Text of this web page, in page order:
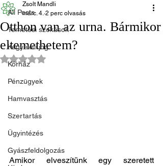
All Posts
Temetési szokások
Kegyeleti jog
Kórház
Pénzügyek
Hamvasztás
Szertartás
Ügyintézés
Gyászfeldolgozás
Otthon van az urna. Bármikor
eltemethetem?
Zsolt Mandli
márc. 4. 2 perc olvasás
NaN csillagot kapott az 5-ből.
Amikor elveszítünk egy szeretett